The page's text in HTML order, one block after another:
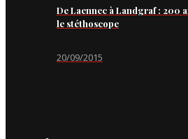
De Laennec à Landgraf : 200
le stéthoscope
20/09/2015